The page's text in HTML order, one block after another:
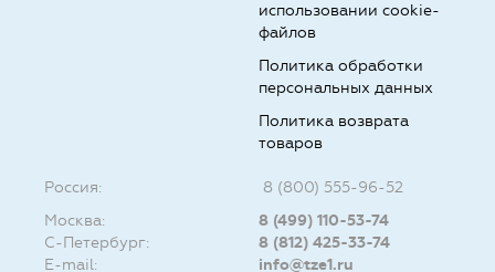
использовании cookie-
файлов
Политика обработки
персональных данных
Политика возврата
товаров
Россия:
8 (800) 555-96-52
Москва:
8 (499) 110-53-74
С-Петербург:
8 (812) 425-33-74
E-mail:
info@tze1.ru